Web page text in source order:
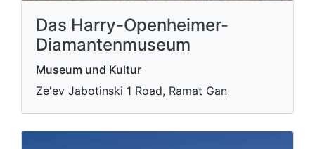
Das Harry-Openheimer-
Diamantenmuseum
Museum und Kultur
Ze'ev Jabotinski 1 Road, Ramat Gan